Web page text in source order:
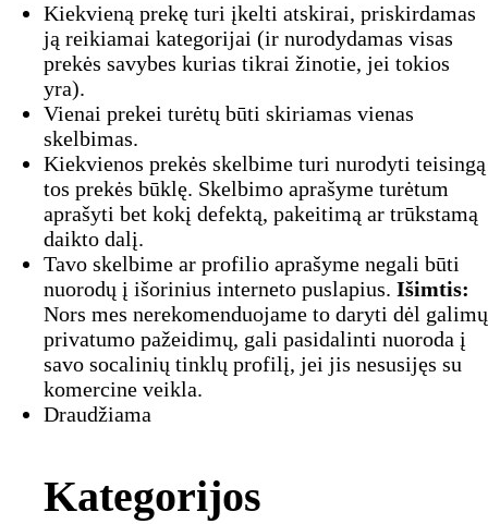
Kiekvieną prekę turi įkelti atskirai, priskirdamas
ją reikiamai kategorijai (ir nurodydamas visas
prekės savybes kurias tikrai žinotie, jei tokios
yra).
Vienai prekei turėtų būti skiriamas vienas
skelbimas.
Kiekvienos prekės skelbime turi nurodyti teisingą
tos prekės būklę. Skelbimo aprašyme turėtum
aprašyti bet kokį defektą, pakeitimą ar trūkstamą
daikto dalį.
Tavo skelbime ar profilio aprašyme negali būti
nuorodų į išorinius interneto puslapius. Išimtis:
Nors mes nerekomenduojame to daryti dėl galimų
privatumo pažeidimų, gali pasidalinti nuoroda į
savo socalinių tinklų profilį, jei jis nesusijęs su
komercine veikla.
Draudžiama
Kategorijos